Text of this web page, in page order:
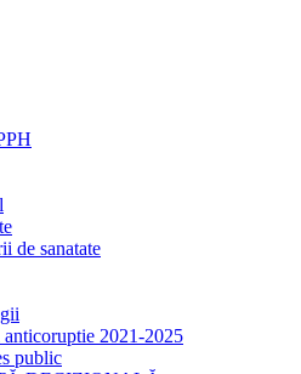
de sanatate
anticoruptie 2021-2025
public